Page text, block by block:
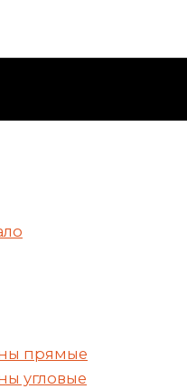
прямые
угловые